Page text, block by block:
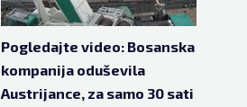
Pogledajte video: Bosanska
kompanija oduševila
Austrijance, za samo 30 sati